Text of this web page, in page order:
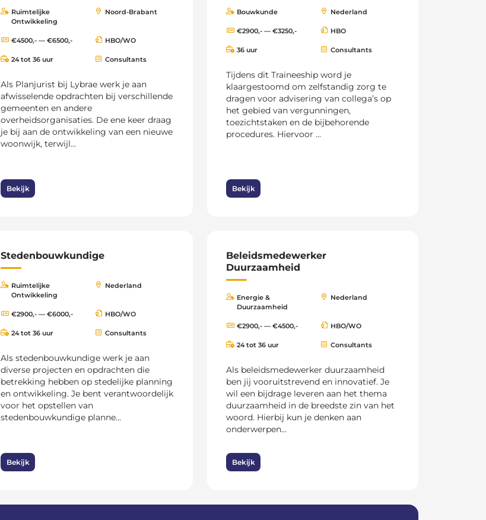
Ruimtelijke
Ontwikkeling
Noord-Brabant
€4500,- — €6500,- HBO/WO
24 tot 36 uur Consultants
Als Planjurist bij Lybrae werk je aan
afwisselende opdrachten bij verschillende
gemeenten en andere
overheidsorganisaties. De ene keer draag
je bij aan de ontwikkeling van een nieuwe
woonwijk, terwijl...
Bekijk
Bouwkunde Nederland
€2900,- — €3250,- HBO
36 uur Consultants
Tijdens dit Traineeship word je
klaargestoomd om zelfstandig zorg te
dragen voor advisering van collega’s op
het gebied van vergunningen,
toezichtstaken en de bijbehorende
procedures. Hiervoor ...
Bekijk
Stedenbouwkundige
Ruimtelijke
Ontwikkeling
Nederland
€2900,- — €6000,- HBO/WO
24 tot 36 uur Consultants
Als stedenbouwkundige werk je aan
diverse projecten en opdrachten die
betrekking hebben op stedelijke planning
en ontwikkeling. Je bent verantwoordelijk
voor het opstellen van
stedenbouwkundige planne...
Bekijk
Beleidsmedewerker
Duurzaamheid
Energie &
Duurzaamheid
Nederland
€2900,- — €4500,- HBO/WO
24 tot 36 uur Consultants
Als beleidsmedewerker duurzaamheid
ben jij vooruitstrevend en innovatief. Je
wil een bijdrage leveren aan het thema
duurzaamheid in de breedste zin van het
woord. Hierbij kun je denken aan
onderwerpen...
Bekijk